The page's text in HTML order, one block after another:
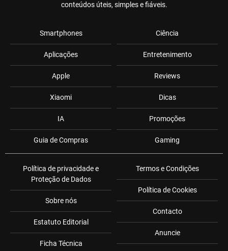
conteúdos úteis, simples e fiáveis.
Smartphones
Aplicações
Apple
Xiaomi
IA
Guia de Compras
Ciência
Entretenimento
Reviews
Dicas
Promoções
Gaming
Política de privacidade e
Proteção de Dados
Sobre nós
Estatuto Editorial
Ficha Técnica
Termos e Condições
Política de Cookies
Contacto
Anuncie